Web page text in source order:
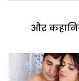
और